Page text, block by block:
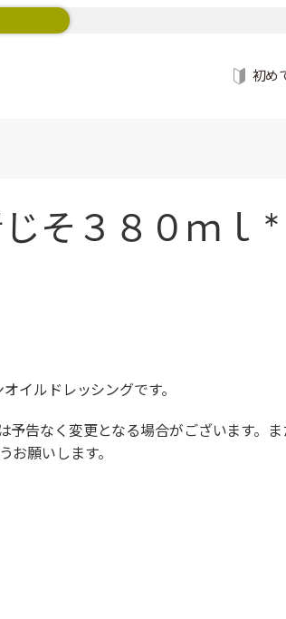
初め
そ３８０ｍｌ *
イルドレッシングです。
告なく変更となる場合がございます。
願いします。